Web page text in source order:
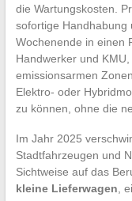
die Wartungskosten.
sofortige Handhabung
Wochenende in einen
Handwerker und
emissionsarmen
Elektro- oder
zu können, ohne die
Im Jahr 2025
Stadtfahrzeugen und
Sichtweise auf das
kleine Lieferwagen ,